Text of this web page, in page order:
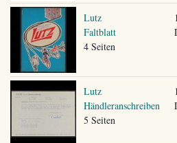
Lutz
Faltblatt
4 Seiten
Lutz
Händleranschreiben
5 Seiten